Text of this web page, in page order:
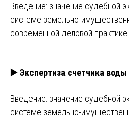
Введение: значение судебной
системе земельно-
современной деловой практике …
▶️ Экспертиза счетчика воды
Введение: значение судебной
системе земельно-